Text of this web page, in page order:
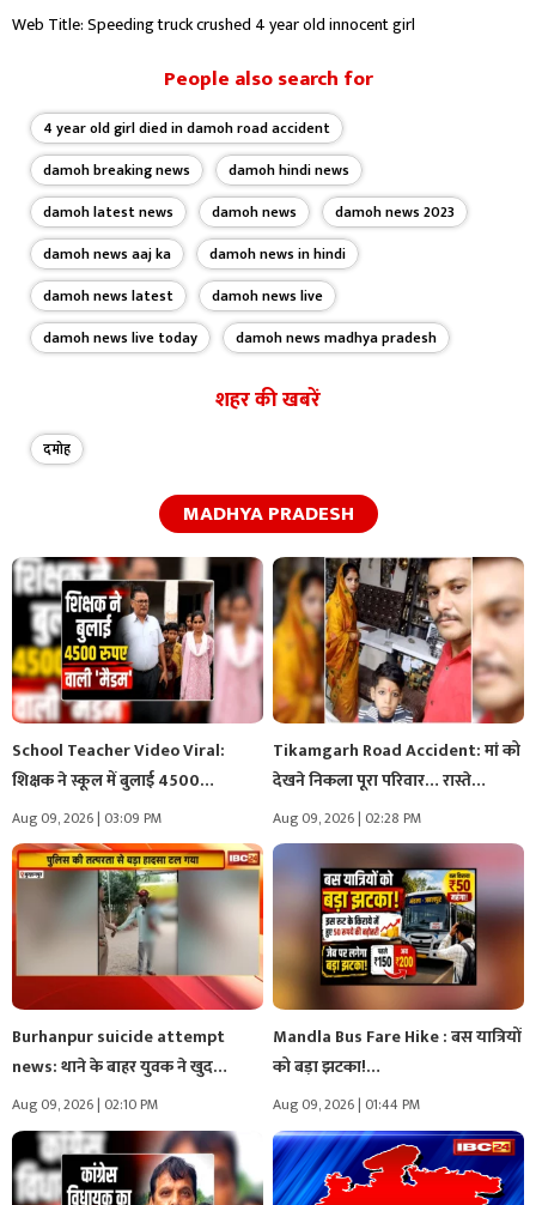
Web Title: Speeding truck crushed 4 year old innocent girl
People also search for
4 year old girl died in damoh road accident
damoh breaking news
damoh hindi news
damoh latest news
damoh news
damoh news 2023
damoh news aaj ka
damoh news in hindi
damoh news latest
damoh news live
damoh news live today
damoh news madhya pradesh
शहर की खबरें
दमोह
MADHYA PRADESH
School Teacher Video Viral:
शिक्षक ने स्कूल में बुलाई 4500…
Aug 09, 2026 | 03:09 PM
Tikamgarh Road Accident: मां को
देखने निकला पूरा परिवार… रास्ते…
Aug 09, 2026 | 02:28 PM
Burhanpur suicide attempt
news: थाने के बाहर युवक ने खुद…
Aug 09, 2026 | 02:10 PM
Mandla Bus Fare Hike : बस यात्रियों
को बड़ा झटका!…
Aug 09, 2026 | 01:44 PM